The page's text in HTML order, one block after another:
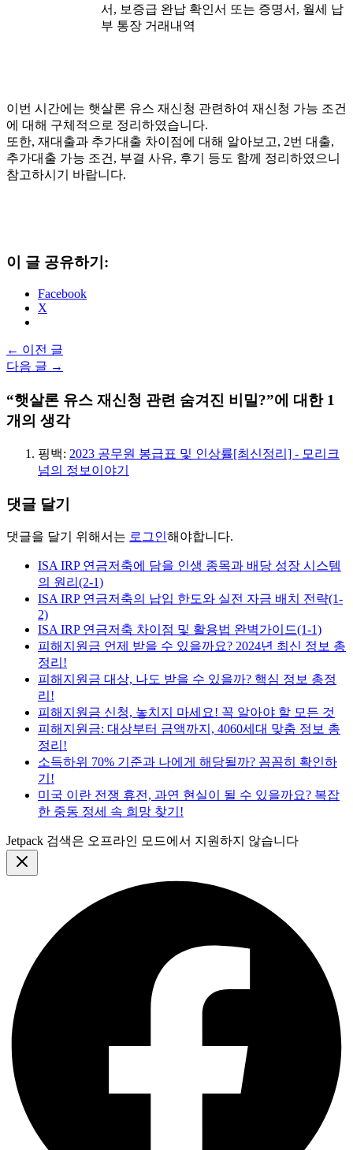
서, 보증급 완납 확인서 또는 증명서, 월세 납
부 통장 거래내역
이번 시간에는 햇살론 유스 재신청 관련하여 재신청 가능 조건
에 대해 구체적으로 정리하였습니다.
또한, 재대출과 추가대출 차이점에 대해 알아보고, 2번 대출,
추가대출 가능 조건, 부결 사유, 후기 등도 함께 정리하였으니
참고하시기 바랍니다.
이 글 공유하기:
Facebook
X
← 이전 글
다음 글 →
“햇살론 유스 재신청 관련 숨겨진 비밀?”에 대한 1
개의 생각
핑백: 2023 공무원 봉급표 및 인상률[최신정리] - 모리크
넘의 정보이야기
댓글 달기
댓글을 달기 위해서는 로그인해야합니다.
ISA IRP 연금저축에 담을 인생 종목과 배당 성장 시스템
의 원리(2-1)
ISA IRP 연금저축의 납입 한도와 실전 자금 배치 전략(1-
2)
ISA IRP 연금저축 차이점 및 활용법 완벽가이드(1-1)
피해지원금 언제 받을 수 있을까요? 2024년 최신 정보 총
정리!
피해지원금 대상, 나도 받을 수 있을까? 핵심 정보 총정
리!
피해지원금 신청, 놓치지 마세요! 꼭 알아야 할 모든 것
피해지원금: 대상부터 금액까지, 4060세대 맞춤 정보 총
정리!
소득하위 70% 기준과 나에게 해당될까? 꼼꼼히 확인하
기!
미국 이란 전쟁 휴전, 과연 현실이 될 수 있을까요? 복잡
한 중동 정세 속 희망 찾기!
Jetpack 검색은 오프라인 모드에서 지원하지 않습니다